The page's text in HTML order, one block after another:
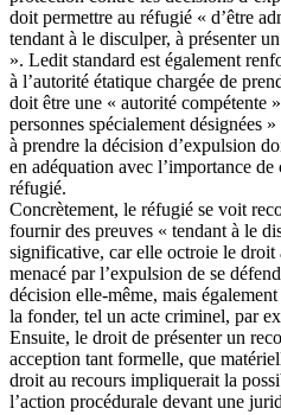
doit permettre au réfugié « d’être
tendant à le disculper, à présenter
». Ledit standard est également
à l’autorité étatique chargée de
doit être une « autorité compétente
personnes spécialement désignées
à prendre la décision d’expulsion
en adéquation avec l’importance
réfugié.
Concrètement, le réfugié se voit
fournir des preuves « tendant à le
significative, car elle octroie le
menacé par l’expulsion de se
décision elle-même, mais
la fonder, tel un acte criminel, par
Ensuite, le droit de présenter un
acception tant formelle, que
droit au recours impliquerait la
l’action procédurale devant une